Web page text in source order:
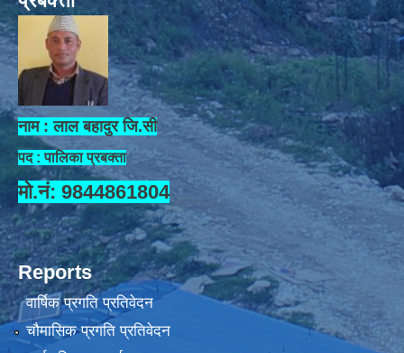
नाम : लाल बहादुर जि.सी
पद : पालिका प्रबक्ता
मो.नं: 9844861804
Reports
वार्षिक प्रगति प्रतिवेदन
चौमासिक प्रगति प्रतिवेदन